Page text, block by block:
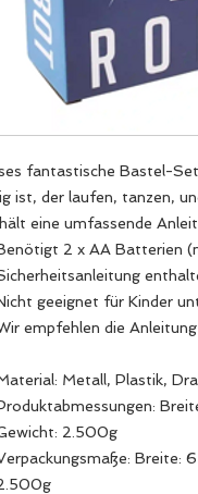
fantastische Bastel-
ist, der laufen, tanzen,
eine umfassende
2 x AA Batterien
geeignet für Kinder
empfehlen die
Metall, Plastik,
2.500g
Breite: